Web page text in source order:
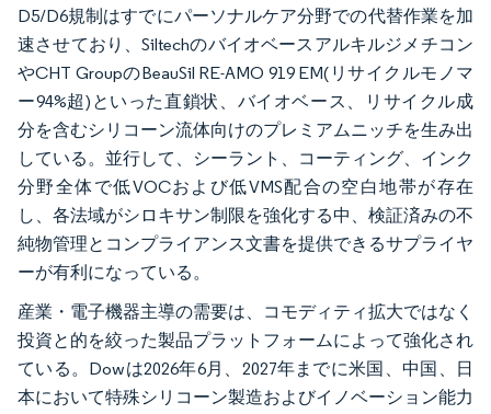
D5/D6規制はすでにパーソナルケア分野での代替作業を加
速させており、Siltechのバイオベースアルキルジメチコン
やCHT GroupのBeauSil RE-AMO 919 EM(リサイクルモノマ
ー94%超)といった直鎖状、バイオベース、リサイクル成
分を含むシリコーン流体向けのプレミアムニッチを生み出
している。並行して、シーラント、コーティング、インク
分野全体で低VOCおよび低VMS配合の空白地帯が存在
し、各法域がシロキサン制限を強化する中、検証済みの不
純物管理とコンプライアンス文書を提供できるサプライヤ
ーが有利になっている。
産業・電子機器主導の需要は、コモディティ拡大ではなく
投資と的を絞った製品プラットフォームによって強化され
ている。Dowは2026年6月、2027年までに米国、中国、日
本において特殊シリコーン製造およびイノベーション能力